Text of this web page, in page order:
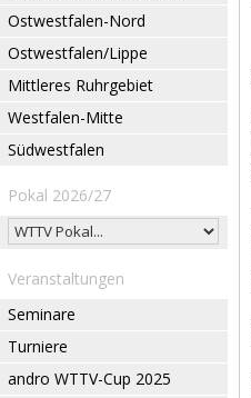
Ostwestfalen-Nord
Ostwestfalen/Lippe
Mittleres Ruhrgebiet
Westfalen-Mitte
Südwestfalen
Pokal 2026/27
Veranstaltungen
Seminare
Turniere
andro WTTV-Cup 2025